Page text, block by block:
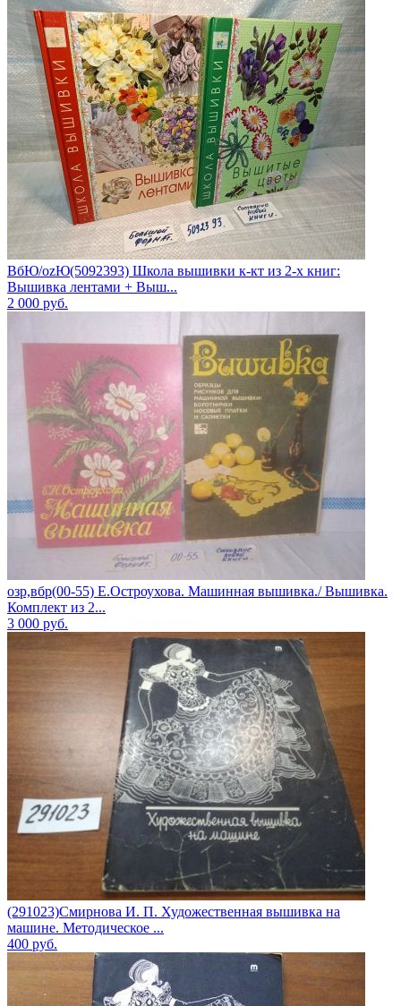
ВбЮ/ozЮ(5092393) Школа вышивки к-кт из 2-х книг:
Вышивка лентами + Выш...
2 000 руб.
озр,вбр(00-55) Е.Остроухова. Машинная вышивка./ Вышивка.
Комплект из 2...
3 000 руб.
(291023)Смирнова И. П. Художественная вышивка на
машине. Методическое ...
400 руб.